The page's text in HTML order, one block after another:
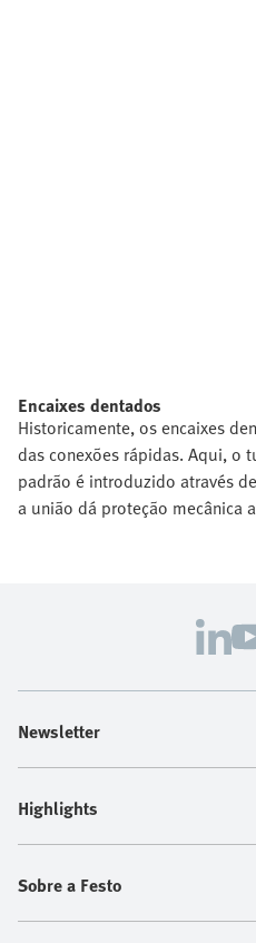
Encaixes dentados
Historicamente, os encaixes
das conexões rápidas. Aqui, o
padrão é introduzido através
a união dá proteção mecânica
Newsletter
Highlights
Sobre a Festo